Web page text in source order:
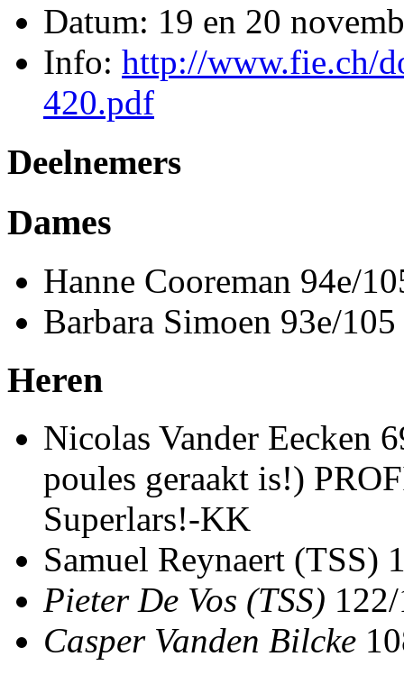
Datum: 19 en 20
Info: http://www.fie.ch/
420.pdf
Deelnemers
Dames
Hanne Cooreman 94e/
Barbara Simoen 93e/105
Heren
Nicolas Vander Eecken
poules geraakt is!)
Superlars!-KK
Samuel Reynaert (TSS)
Pieter De Vos (TSS)
Casper Vanden Bilcke